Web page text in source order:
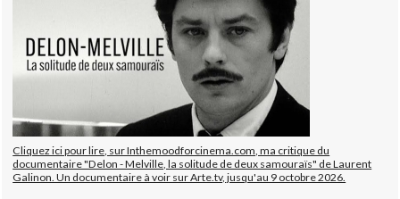
Cliquez ici pour lire, sur Inthemoodforcinema.com, ma critique du
documentaire "Delon - Melville, la solitude de deux samouraïs" de Laurent
Galinon. Un documentaire à voir sur Arte.tv, jusqu'au 9 octobre 2026.